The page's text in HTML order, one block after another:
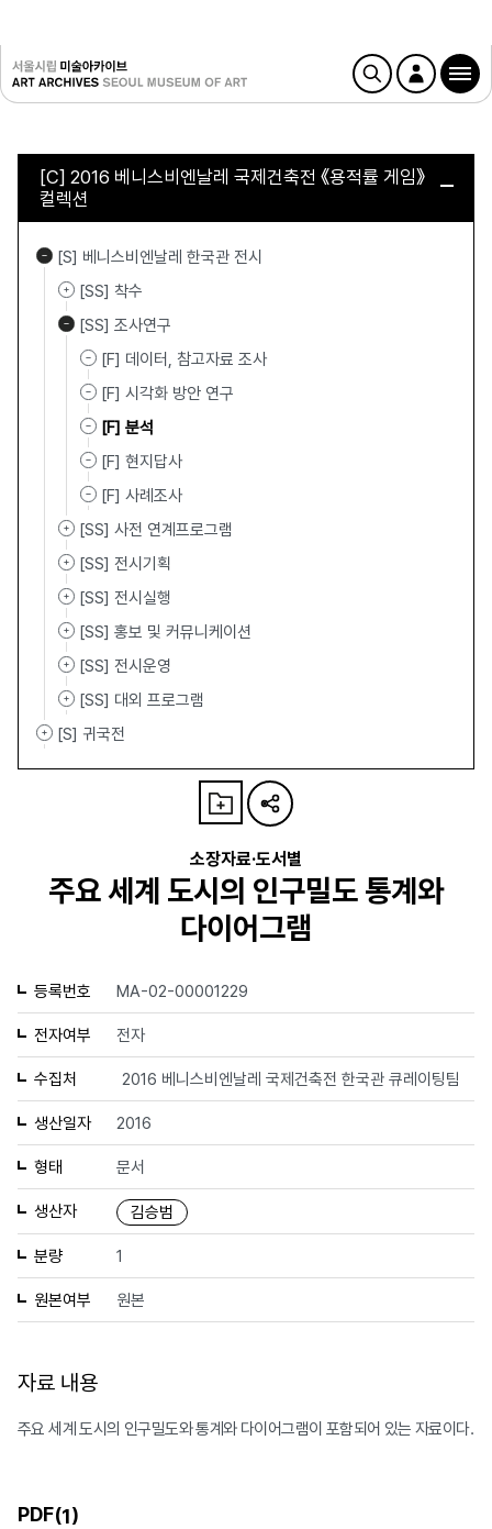
[C] 2016 베니스비엔날레 국제건축전 《용적률 게임》
컬렉션
[S] 베니스비엔날레 한국관 전시
[SS] 착수
[SS] 조사연구
[F] 데이터, 참고자료 조사
[F] 시각화 방안 연구
[F] 분석
[F] 현지답사
[F] 사례조사
[SS] 사전 연계프로그램
[SS] 전시기획
[SS] 전시실행
[SS] 홍보 및 커뮤니케이션
[SS] 전시운영
[SS] 대외 프로그램
[S] 귀국전
소장자료·도서별
주요 세계 도시의 인구밀도 통계와
다이어그램
등록번호 MA-02-00001229
전자여부 전자
수집처 2016 베니스비엔날레 국제건축전 한국관 큐레이팅팀
생산일자 2016
형태 문서
생산자 김승범
분량 1
원본여부 원본
자료 내용
주요 세계 도시의 인구밀도와 통계와 다이어그램이 포함되어 있는 자료이다.
PDF(1)